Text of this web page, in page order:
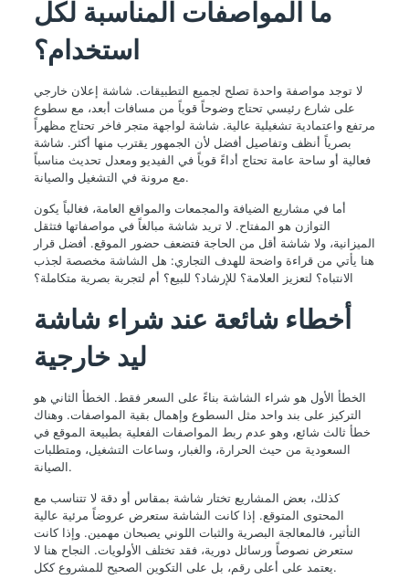
ما المواصفات المناسبة لكل
استخدام؟
لا توجد مواصفة واحدة تصلح لجميع التطبيقات. شاشة إعلان خارجي
على شارع رئيسي تحتاج وضوحاً قوياً من مسافات أبعد، مع سطوع
مرتفع واعتمادية تشغيلية عالية. شاشة لواجهة متجر فاخر تحتاج مظهراً
بصرياً أنظف وتفاصيل أفضل لأن الجمهور يقترب منها أكثر. شاشة
فعالية أو ساحة عامة تحتاج أداءً قوياً في الفيديو ومعدل تحديث مناسباً
مع مرونة في التشغيل والصيانة.
أما في مشاريع الضيافة والمجمعات والمواقع العامة، فغالباً يكون
التوازن هو المفتاح. لا تريد شاشة مبالغاً في مواصفاتها فتثقل
الميزانية، ولا شاشة أقل من الحاجة فتضعف حضور الموقع. أفضل قرار
هنا يأتي من قراءة واضحة للهدف التجاري: هل الشاشة مخصصة لجذب
الانتباه؟ لتعزيز العلامة؟ للإرشاد؟ للبيع؟ أم لتجربة بصرية متكاملة؟
أخطاء شائعة عند شراء شاشة
ليد خارجية
الخطأ الأول هو شراء الشاشة بناءً على السعر فقط. الخطأ الثاني هو
التركيز على بند واحد مثل السطوع وإهمال بقية المواصفات. وهناك
خطأ ثالث شائع، وهو عدم ربط المواصفات الفعلية بطبيعة الموقع في
السعودية من حيث الحرارة، والغبار، وساعات التشغيل، ومتطلبات
الصيانة.
كذلك، بعض المشاريع تختار شاشة بمقاس أو دقة لا تتناسب مع
المحتوى المتوقع. إذا كانت الشاشة ستعرض عروضاً مرئية عالية
التأثير، فالمعالجة البصرية والثبات اللوني يصبحان مهمين. وإذا كانت
ستعرض نصوصاً ورسائل دورية، فقد تختلف الأولويات. النجاح هنا لا
يعتمد على أعلى رقم، بل على التكوين الصحيح للمشروع ككل.